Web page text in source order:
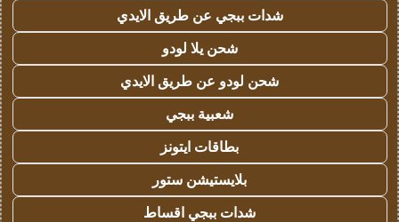
شدات ببجي عن طريق الايدي
شحن يلا لودو
شحن لودو عن طريق الايدي
شعبية ببجي
بطاقات ايتونز
بلايستيشن ستور
شدات ببجي اقساط